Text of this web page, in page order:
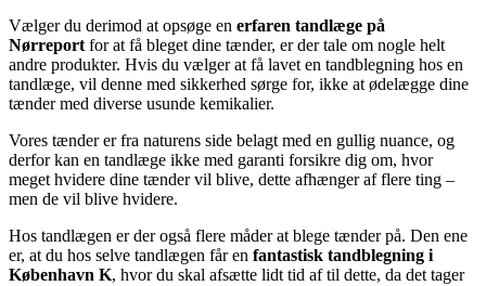
Vælger du derimod at opsøge en erfaren tandlæge på
Nørreportfor at få bleget dine tænder, er der tale om nogle helt
andre produkter. Hvis du vælger at få lavet en tandblegning hos en
tandlæge, vil denne med sikkerhed sørge for, ikke at ødelægge dine
tænder med diverse usunde kemikalier.
Vores tænder er fra naturens side belagt med en gullig nuance, og
derfor kan en tandlæge ikke med garanti forsikre dig om, hvor
meget hvidere dine tænder vil blive, dette afhænger af flere ting –
men de vil blive hvidere.
Hos tandlægen er der også flere måder at blege tænder på. Den ene
er, at du hos selve tandlægen får en fantastisk tandblegning i
København K, hvor du skal afsætte lidt tid af til dette, da det tager